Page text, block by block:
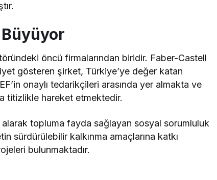
öncü firmalarından biridir. Faber-Castell
gösteren şirket, Türkiye’ye değer katan
onaylı tedarikçileri arasında yer almakta ve
titizlikle hareket etmektedir.
topluma fayda sağlayan sosyal sorumluluk
sürdürülebilir kalkınma amaçlarına katkı
bulunmaktadır.